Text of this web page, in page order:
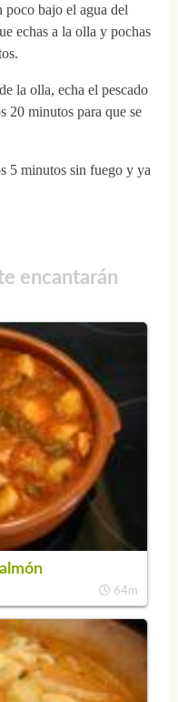
poco bajo el agua del
echas a la olla y pochas
la olla, echa el pescado
20 minutos para que se
5 minutos sin fuego y ya
encantarán
64m